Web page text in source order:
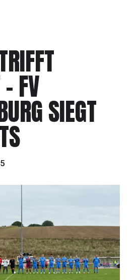
FV
SIEGT